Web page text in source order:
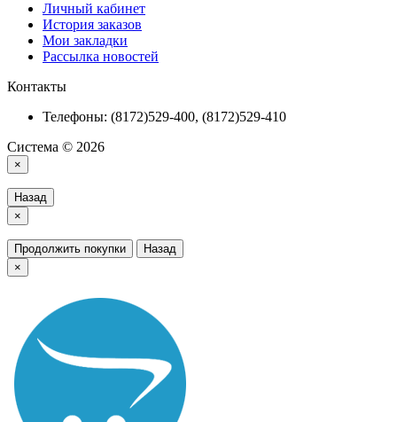
Личный кабинет
История заказов
Мои закладки
Рассылка новостей
Контакты
Телефоны: (8172)529-400, (8172)529-410
Система © 2026
×
Назад
×
Продолжить покупки
Назад
×